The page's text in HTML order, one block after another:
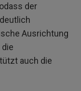
der
Ausrichtung
auch die